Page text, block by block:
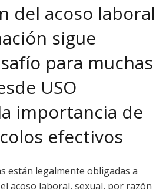
del acoso laboral
sigue
para muchas
USO
importancia de
efectivos
están legalmente obligadas a
acoso laboral, sexual, por razón